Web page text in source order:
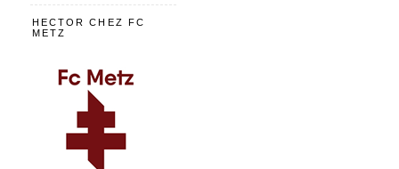
HECTOR CHEZ FC
METZ